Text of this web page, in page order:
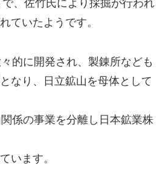
、佐竹氏により採掘が行われ
ていたようです。
的に開発され、製錬所なども
なり、日立鉱山を母体として
係の事業を分離し日本鉱業株
います。